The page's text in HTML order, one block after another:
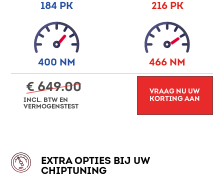
184 PK
400 NM
216 PK
466 NM
€ 649.00
INCL. BTW EN
VERMOGENSTEST
VRAAG NU UW
KORTING AAN
EXTRA OPTIES BIJ UW
CHIPTUNING